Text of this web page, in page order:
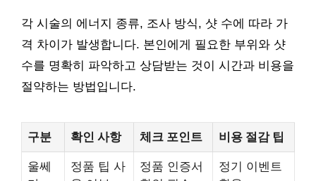
각 시술의 에너지 종류, 조사 방식, 샷 수에 따라 가
격 차이가 발생합니다. 본인에게 필요한 부위와 샷
수를 명확히 파악하고 상담받는 것이 시간과 비용을
절약하는 방법입니다.
구분 확인 사항 체크 포인트 비용 절감 팁
울쎄
정품 팁 사
정품 인증서
정기 이벤트